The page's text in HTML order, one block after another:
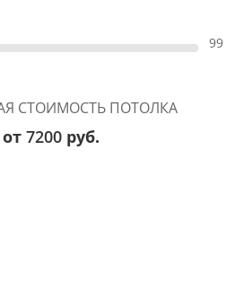
99
СТОИМОСТЬ ПОТОЛКА
от 7200 руб.